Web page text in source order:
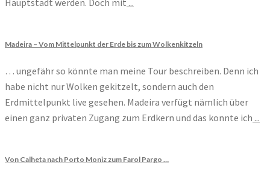
Hauptstadt werden. Doch mit ...
Madeira – Vom Mittelpunkt der Erde bis zum Wolkenkitzeln
… ungefähr so könnte man meine Tour beschreiben. Denn ich
habe nicht nur Wolken gekitzelt, sondern auch den
Erdmittelpunkt live gesehen. Madeira verfügt nämlich über
einen ganz privaten Zugang zum Erdkern und das konnte ich ...
Von Calheta nach Porto Moniz zum Farol Pargo …